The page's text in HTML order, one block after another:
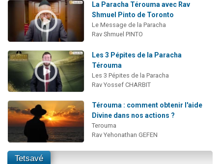
La Paracha Térouma avec Rav
Shmuel Pinto de Toronto
Le Message de la Paracha
Rav Shmuel PINTO
Les 3 Pépites de la Paracha
Térouma
Les 3 Pépites de la Paracha
Rav Yossef CHARBIT
Térouma : comment obtenir l'aide
Divine dans nos actions ?
Terouma
Rav Yehonathan GEFEN
Tetsavé